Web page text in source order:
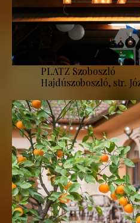
PLATZ Szoboszló
Hajdúszoboszló, str.